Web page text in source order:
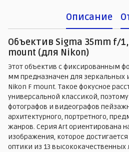
Описание
Объектив Sigma 35mm f/
mount (для Nikon)
Этот объектив с фиксированным
мм предназначен для зеркальных
Nikon F mount. Такое фокусное
универсальной классикой,
фотографов и видеографов
архитектурного, портретного,
жанров. Серия Art ориентирована
изображения, которое
оптики из 13 высококачественных